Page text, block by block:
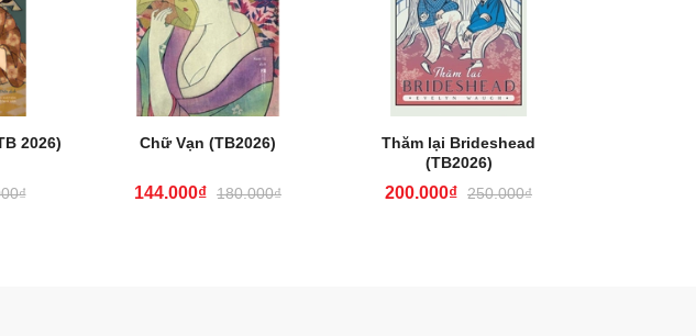
2026) Chữ Vạn (TB2026)
144.000₫ 180.000₫
Thăm lại Brideshead
(TB2026)
200.000₫ 250.000₫